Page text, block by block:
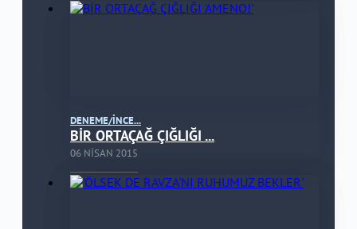
DENEME/İNCE...
BİR ORTAÇAĞ ÇIĞLIĞI ...
06 NISAN 2015